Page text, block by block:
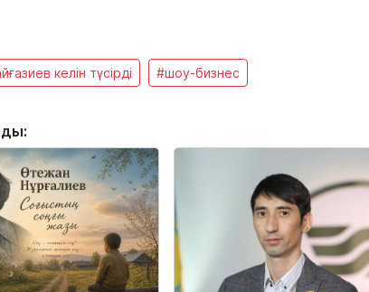
келін түсірді #шоу-бизнес